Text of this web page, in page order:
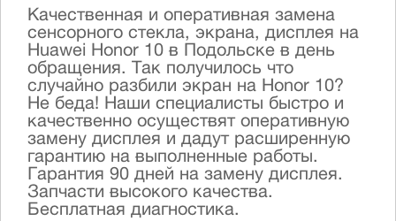
Качественная и оперативная замена
сенсорного стекла, экрана, дисплея на
Huawei Honor 10 в Подольске в день
обращения. Так получилось что
случайно разбили экран на Honor 10?
Не беда! Наши специалисты быстро и
качественно осуществят оперативную
замену дисплея и дадут расширенную
гарантию на выполненные работы.
Гарантия 90 дней на замену дисплея.
Запчасти высокого качества.
Бесплатная диагностика.